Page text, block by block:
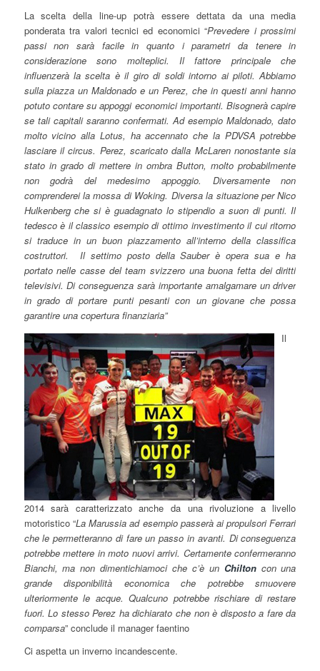
La scelta della line-up potrà essere dettata da una media
ponderata tra valori tecnici ed economici “Prevedere i prossimi
passi non sarà facile in quanto i parametri da tenere in
considerazione sono molteplici. Il fattore principale che
influenzerà la scelta è il giro di soldi intorno ai piloti. Abbiamo
sulla piazza un Maldonado e un Perez, che in questi anni hanno
potuto contare su appoggi economici importanti. Bisognerà capire
se tali capitali saranno confermati. Ad esempio Maldonado, dato
molto vicino alla Lotus, ha accennato che la PDVSA potrebbe
lasciare il circus. Perez, scaricato dalla McLaren nonostante sia
stato in grado di mettere in ombra Button, molto probabilmente
non godrà del medesimo appoggio. Diversamente non
comprenderei la mossa di Woking. Diversa la situazione per Nico
Hulkenberg che si è guadagnato lo stipendio a suon di punti. Il
tedesco è il classico esempio di ottimo investimento il cui ritorno
si traduce in un buon piazzamento all’interno della classifica
costruttori. Il settimo posto della Sauber è opera sua e ha
portato nelle casse del team svizzero una buona fetta dei diritti
televisivi. Di conseguenza sarà importante amalgamare un driver
in grado di portare punti pesanti con un giovane che possa
garantire una copertura finanziaria”
Il
2014 sarà caratterizzato anche da una rivoluzione a livello
motoristico “La Marussia ad esempio passerà ai propulsori Ferrari
che le permetteranno di fare un passo in avanti. Di conseguenza
potrebbe mettere in moto nuovi arrivi. Certamente confermeranno
Bianchi, ma non dimentichiamoci che c’è un Chiltoncon una
grande disponibilità economica che potrebbe smuovere
ulteriormente le acque. Qualcuno potrebbe rischiare di restare
fuori. Lo stesso Perez ha dichiarato che non è disposto a fare da
comparsa” conclude il manager faentino
Ci aspetta un inverno incandescente.